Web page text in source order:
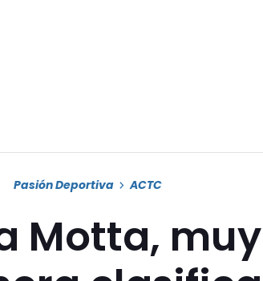
Pasión Deportiva ACTC
Motta,